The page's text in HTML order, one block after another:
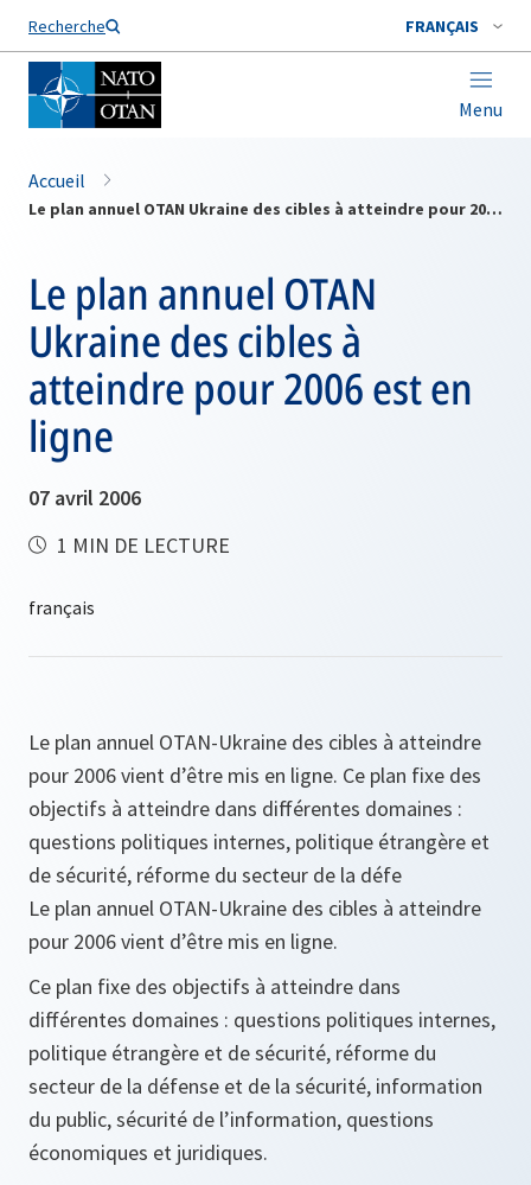
Recherche FRANÇAIS
Menu
Nom de famille*
Accueil
Le plan annuel OTAN Ukraine des cibles à atteindre pour 2006 est en ligne
Le plan annuel OTAN
Ukraine des cibles à
atteindre pour 2006 est en
ligne
07 avril 2006
1 MIN DE LECTURE
Le plan annuel OTAN-Ukraine des cibles à atteindre
pour 2006 vient d’être mis en ligne. Ce plan fixe des
objectifs à atteindre dans différentes domaines :
questions politiques internes, politique étrangère et
de sécurité, réforme du secteur de la défe
Le plan annuel OTAN-Ukraine des cibles à atteindre
pour 2006 vient d’être mis en ligne.
Ce plan fixe des objectifs à atteindre dans
différentes domaines : questions politiques internes,
politique étrangère et de sécurité, réforme du
secteur de la défense et de la sécurité, information
du public, sécurité de l’information, questions
économiques et juridiques.